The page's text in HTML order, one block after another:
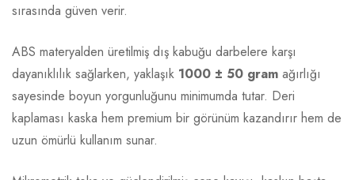
sırasında güven verir.
ABS materyalden üretilmiş dış kabuğu darbelere karşı
dayanıklılık sağlarken, yaklaşık 1000 ± 50 gram ağırlığı
sayesinde boyun yorgunluğunu minimumda tutar. Deri
kaplaması kaska hem premium bir görünüm kazandırır hem de
uzun ömürlü kullanım sunar.